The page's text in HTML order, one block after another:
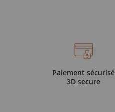
Paiement sécurisé
3D secure